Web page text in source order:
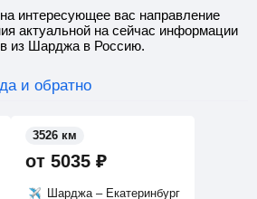
интересующее вас направление
актуальной на сейчас информации
из Шарджа в Россию.
и обратно
от 5035 ₽
Шарджа – Екатеринбург
3526 км